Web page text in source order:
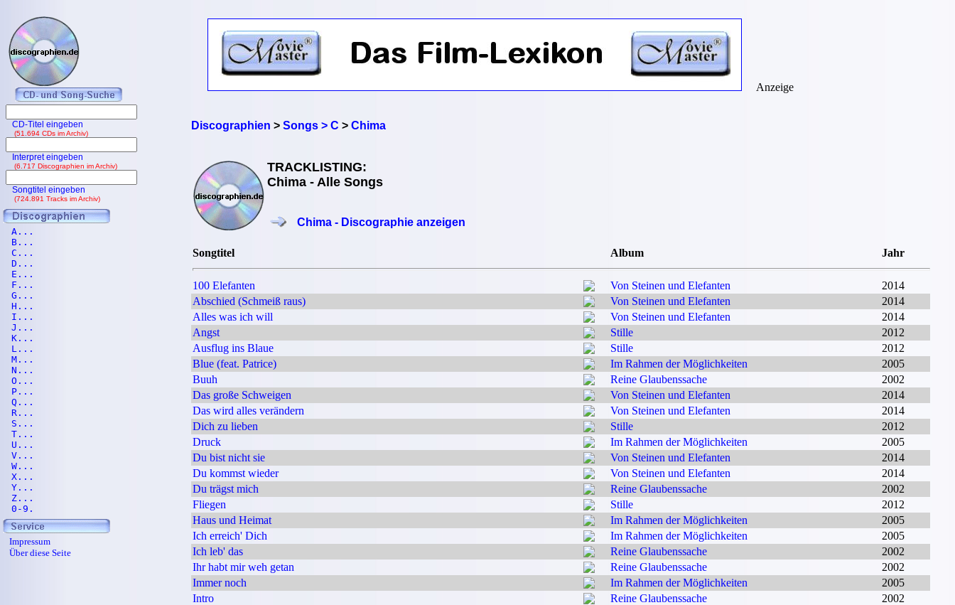
Discographien > Songs > C > Chima
TRACKLISTING:
Chima - Alle Songs
Chima - Discographie anzeigen
Songtitel Album Jahr
100 Elefanten Von Steinen und Elefanten
2014
Abschied (Schmeiß raus)
Von Steinen und Elefanten
2014
Alles was ich will
Von Steinen und Elefanten
2014
Angst
Stille
2012
Ausflug ins Blaue
Stille
2012
Blue (feat. Patrice)
Im Rahmen der Möglichkeiten
2005
Buuh
Reine Glaubenssache
2002
Das große Schweigen
Von Steinen und Elefanten
2014
Das wird alles verändern
Von Steinen und Elefanten
2014
Dich zu lieben
Stille
2012
Druck
Im Rahmen der Möglichkeiten
2005
Du bist nicht sie
Von Steinen und Elefanten
2014
Du kommst wieder
Von Steinen und Elefanten
2014
Du trägst mich
Reine Glaubenssache
2002
Fliegen
Stille
2012
Haus und Heimat
Im Rahmen der Möglichkeiten
2005
Ich erreich' Dich
Im Rahmen der Möglichkeiten
2005
Ich leb' das
Reine Glaubenssache
2002
Ihr habt mir weh getan
Reine Glaubenssache
2002
Immer noch
Im Rahmen der Möglichkeiten
2005
Intro
Reine Glaubenssache
2002
Anzeige
CD-Titel eingeben
(51.694 CDs im Archiv)
Interpret eingeben
(6.717 Discographien im Archiv)
Songtitel eingeben
(724.891 Tracks im Archiv)
A...
B...
C...
D...
E...
F...
G...
H...
I...
J...
K...
L...
M...
N...
O...
P...
Q...
R...
S...
T...
U...
V...
W...
X...
Y...
Z...
0-9.
Impressum
Über diese Seite